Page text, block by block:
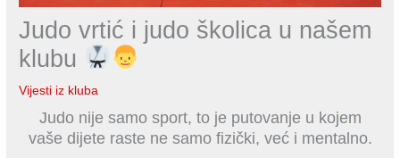
Judo vrtić i judo školica u našem
klubu
Vijesti iz kluba
Judo nije samo sport, to je putovanje u kojem
vaše dijete raste ne samo fizički, već i mentalno.